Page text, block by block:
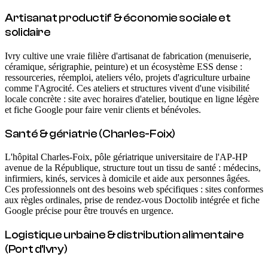
Artisanat productif & économie sociale et
solidaire
Ivry cultive une vraie filière d'artisanat de fabrication (menuiserie,
céramique, sérigraphie, peinture) et un écosystème ESS dense :
ressourceries, réemploi, ateliers vélo, projets d'agriculture urbaine
comme l'Agrocité. Ces ateliers et structures vivent d'une visibilité
locale concrète : site avec horaires d'atelier, boutique en ligne légère
et fiche Google pour faire venir clients et bénévoles.
Santé & gériatrie (Charles-Foix)
L'hôpital Charles-Foix, pôle gériatrique universitaire de l'AP-HP
avenue de la République, structure tout un tissu de santé : médecins,
infirmiers, kinés, services à domicile et aide aux personnes âgées.
Ces professionnels ont des besoins web spécifiques : sites conformes
aux règles ordinales, prise de rendez-vous Doctolib intégrée et fiche
Google précise pour être trouvés en urgence.
Logistique urbaine & distribution alimentaire
(Port d'Ivry)